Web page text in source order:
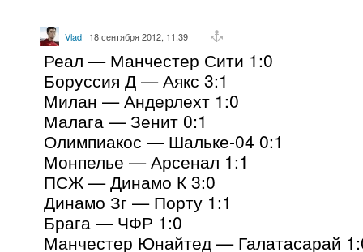
Vlad 18 сентября 2012, 11:39
Реал — Манчестер Сити 1:0
Боруссия Д — Аякс 3:1
Милан — Андерлехт 1:0
Малага — Зенит 0:1
Олимпиакос — Шальке-04 0:1
Монпелье — Арсенал 1:1
ПСЖ — Динамо К 3:0
Динамо Зг — Порту 1:1
Брага — ЧФР 1:0
Манчестер Юнайтед — Галатасарай